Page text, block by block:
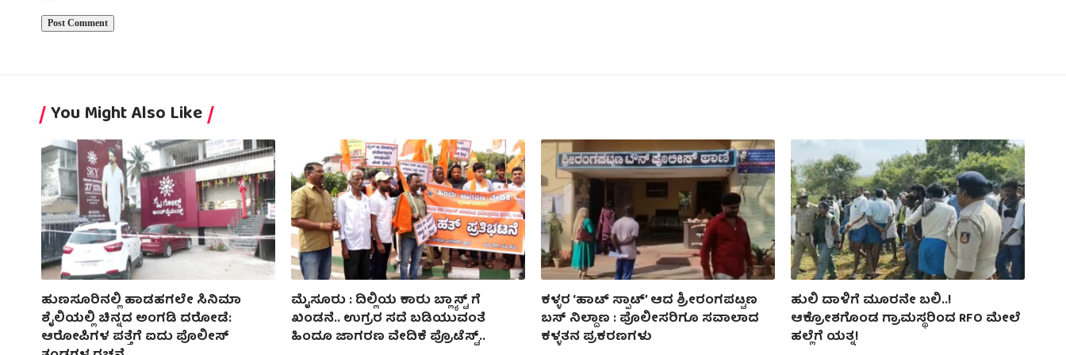
You Might Also Like
ಹುಣಸೂರಿನಲ್ಲಿ ಹಾಡಹಗಲೇ ಸಿನಿಮಾ
ಶೈಲಿಯಲ್ಲಿ ಚಿನ್ನದ ಅಂಗಡಿ ದರೋಡೆ:
ಆರೋಪಿಗಳ ಪತ್ತೆಗೆ ಐದು ಪೊಲೀಸ್
ಮೈಸೂರು : ದಿಲ್ಲಿಯ ಕಾರು ಬ್ಲ್ಯಾಸ್ಟ್ ಗೆ
ಖಂಡನೆ.. ಉಗ್ರರ ಸದೆ ಬಡಿಯುವಂತೆ
ಹಿಂದೂ ಜಾಗರಣ ವೇದಿಕೆ ಪ್ರೊಟೆಸ್ಟ್..
ಕಳ್ಳರ ‘ಹಾಟ್ ಸ್ಪಾಟ್’ ಆದ ಶ್ರೀರಂಗಪಟ್ಟಣ
ಬಸ್ ನಿಲ್ದಾಣ : ಪೊಲೀಸರಿಗೂ ಸವಾಲಾದ
ಕಳ್ಳತನ ಪ್ರಕರಣಗಳು
ಹುಲಿ ದಾಳಿಗೆ ಮೂರನೇ ಬಲಿ..!
ಆಕ್ರೋಶಗೊಂಡ ಗ್ರಾಮಸ್ಥರಿಂದ RFO ಮೇಲೆ
ಹಲ್ಲೆಗೆ ಯತ್ನ!